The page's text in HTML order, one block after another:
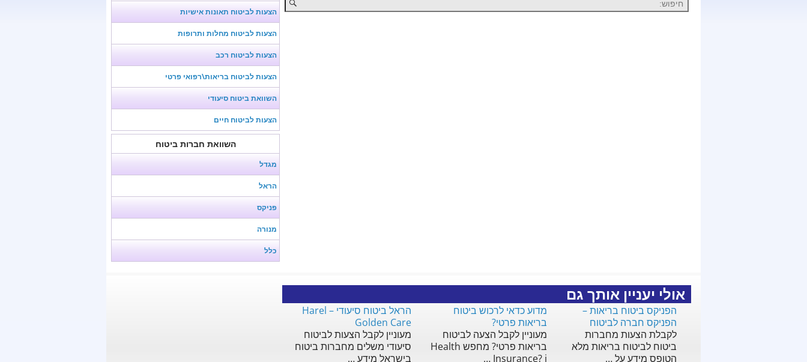
הצעות לביטוח תאונות אישיות
הצעות לביטוח מחלות ותרופות
הצעות לביטוח רכב
הצעות לביטוח בריאות\רפואי פרטי
השוואת ביטוח סיעודי
הצעות לביטוח חיים
השוואת חברות ביטוח
מגדל
הראל
פניקס
מנורה
כלל
אולי יעניין אותך גם
הפניקס ביטוח בריאות –
הפניקס חברה לביטוח
לקבלת הצעות מחברות
ביטוח לביטוח בריאות מלא
הטופס מידע על …
מדוע כדאי לרכוש ביטוח
בריאות פרטי?
מעוניין לקבל הצעה לביטוח
בריאות פרטי? מחפש Health
Insurance? i …
הראל ביטוח סיעודי – Harel
Golden Care
מעוניין לקבל הצעות לביטוח
סיעודי משלים מחברות ביטוח
בישראל מידע …